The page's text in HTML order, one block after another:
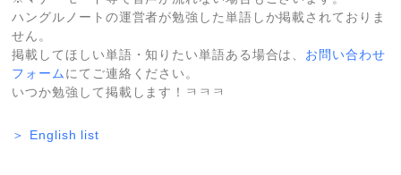
ハングルノートの運営者が勉強した単語しか掲載されておりま
せん。
掲載してほしい単語・知りたい単語ある場合は、 お問い合わせ
フォーム にてご連絡ください。
いつか勉強して掲載します！ㅋㅋㅋ
＞ English list